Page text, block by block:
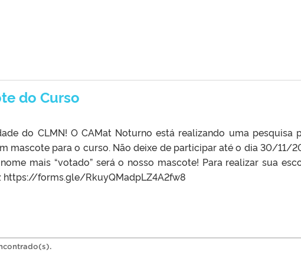
do Curso
do CLMN! O CAMat Noturno está realizando uma pesquisa
mascote para o curso. Não deixe de participar até o dia 30/11/
mais “votado” será o nosso mascote! Para realizar sua
https://forms.gle/RkuyQMadpLZ4A2fw8